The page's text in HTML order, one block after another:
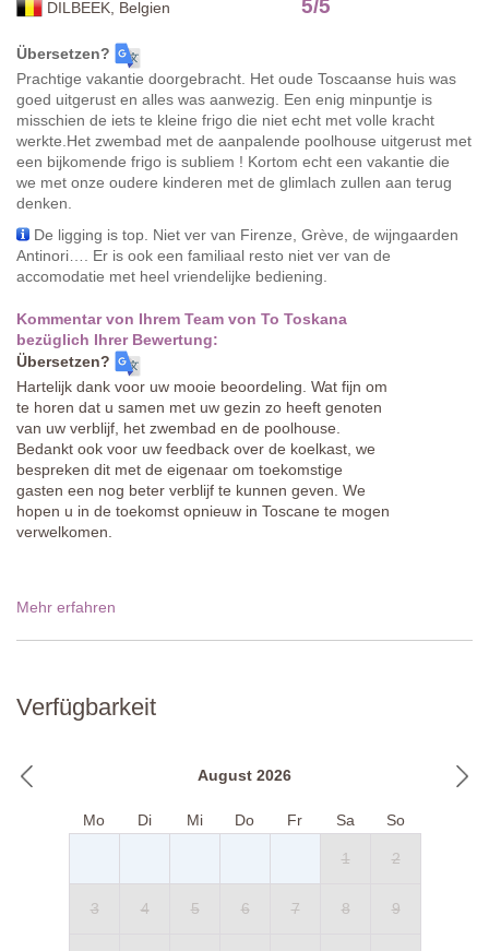
DILBEEK, Belgien
5/5
Übersetzen?
Prachtige vakantie doorgebracht. Het oude Toscaanse huis was
goed uitgerust en alles was aanwezig. Een enig minpuntje is
misschien de iets te kleine frigo die niet echt met volle kracht
werkte.Het zwembad met de aanpalende poolhouse uitgerust met
een bijkomende frigo is subliem ! Kortom echt een vakantie die
we met onze oudere kinderen met de glimlach zullen aan terug
denken.
De ligging is top. Niet ver van Firenze, Grève, de wijngaarden
Antinori…. Er is ook een familiaal resto niet ver van de
accomodatie met heel vriendelijke bediening.
Kommentar von Ihrem Team von To Toskana
bezüglich Ihrer Bewertung:
Übersetzen?
Hartelijk dank voor uw mooie beoordeling. Wat fijn om
te horen dat u samen met uw gezin zo heeft genoten
van uw verblijf, het zwembad en de poolhouse.
Bedankt ook voor uw feedback over de koelkast, we
bespreken dit met de eigenaar om toekomstige
gasten een nog beter verblijf te kunnen geven. We
hopen u in de toekomst opnieuw in Toscane te mogen
verwelkomen.
Mehr erfahren
Verfügbarkeit
August 2026
Mo Di Mi Do Fr Sa So
1 2
3 4 5 6 7 8 9